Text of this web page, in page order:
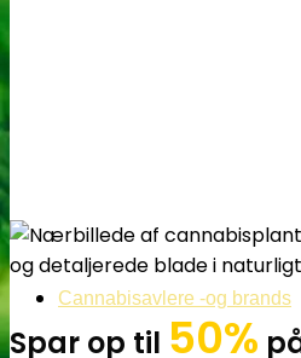
Cannabisavlere -og brands
Spar op til 50%